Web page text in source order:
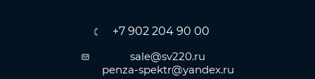
+7 902 204 90 00
sale@sv220.ru
penza-spektr@yandex.ru